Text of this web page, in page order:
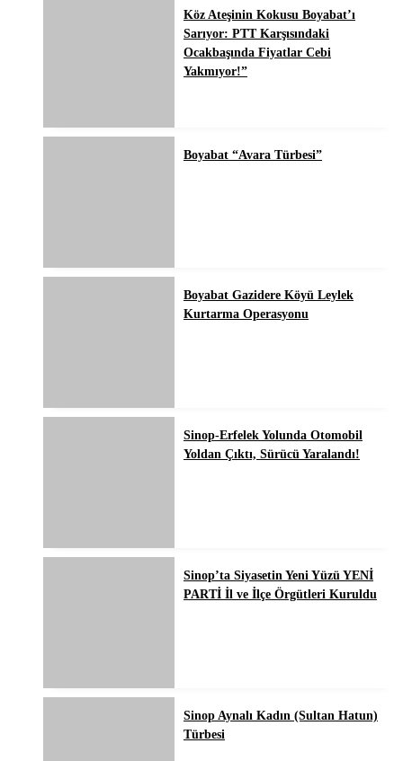
Köz Ateşinin Kokusu Boyabat’ı
Sarıyor: PTT Karşısındaki
Ocakbaşında Fiyatlar Cebi
Yakmıyor!”
Boyabat “Avara Türbesi”
Boyabat Gazidere Köyü Leylek
Kurtarma Operasyonu
Sinop-Erfelek Yolunda Otomobil
Yoldan Çıktı, Sürücü Yaralandı!
Sinop’ta Siyasetin Yeni Yüzü YENİ
PARTİ İl ve İlçe Örgütleri Kuruldu
Sinop Aynalı Kadın (Sultan Hatun)
Türbesi